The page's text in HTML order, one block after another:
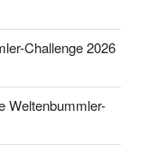
Challenge 2026
Weltenbummler-